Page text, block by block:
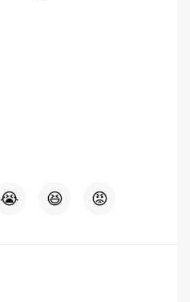
😭 😆 😡